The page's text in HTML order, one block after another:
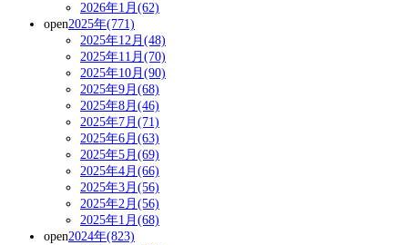
2026年1月(62)
open2025年(771)
2025年12月(48)
2025年11月(70)
2025年10月(90)
2025年9月(68)
2025年8月(46)
2025年7月(71)
2025年6月(63)
2025年5月(69)
2025年4月(66)
2025年3月(56)
2025年2月(56)
2025年1月(68)
open2024年(823)